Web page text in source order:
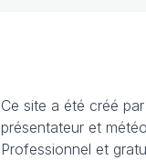
Ce site a été créé par
présentateur et
Professionnel et